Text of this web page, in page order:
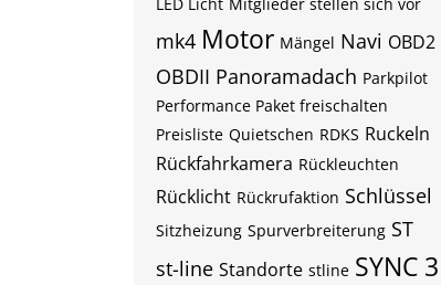
mk4 Motor Mängel Navi OBD2
OBDII Panoramadach Parkpilot
Performance Paket freischalten
Preisliste Quietschen RDKS Ruckeln
Rückfahrkamera Rückleuchten
Rücklicht Rückrufaktion Schlüssel
Sitzheizung Spurverbreiterung ST
st-line Standorte stline SYNC 3